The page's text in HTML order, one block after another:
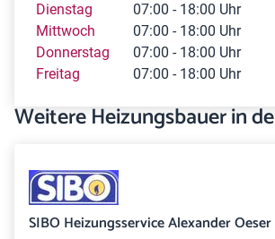
Dienstag
07:00 - 18:00 Uhr
Mittwoch
07:00 - 18:00 Uhr
Donnerstag
07:00 - 18:00 Uhr
Freitag
07:00 - 18:00 Uhr
Weitere Heizungsbauer in
SIBO Heizungsservice Alexander Oeser